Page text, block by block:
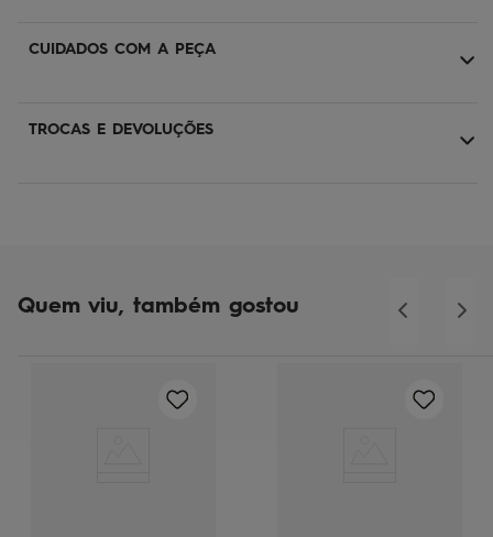
CUIDADOS COM A PEÇA
TROCAS E DEVOLUÇÕES
Quem viu, também gostou